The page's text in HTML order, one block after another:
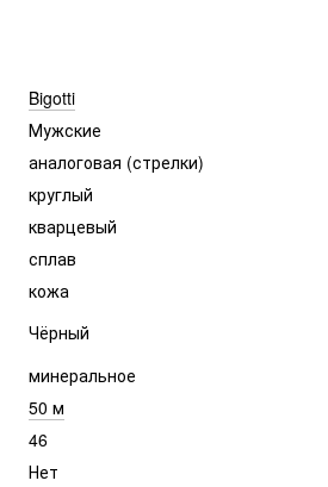
Bigotti
Мужские
аналоговая (стрелки)
круглый
кварцевый
сплав
кожа
Чёрный
минеральное
50 м
46
Нет